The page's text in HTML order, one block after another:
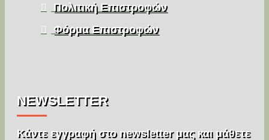
Πολιτική Επιστροφών
Φόρμα Επιστροφών
NEWSLETTER
Κάντε εγγραφή στο newsletter μας και μάθετε